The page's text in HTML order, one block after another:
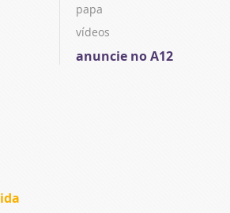
papa
vídeos
anuncie no A12